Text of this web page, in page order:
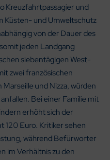
Kreuzfahrtpassagier und
Küsten- und Umweltschutz
von der Dauer des
jeden Landgang
siebentägigen West-
zwei französischen
und Nizza, würden
Bei einer Familie mit
erhöht sich der
120 Euro. Kritiker sehen
während Befürworter
im Verhältnis zu den